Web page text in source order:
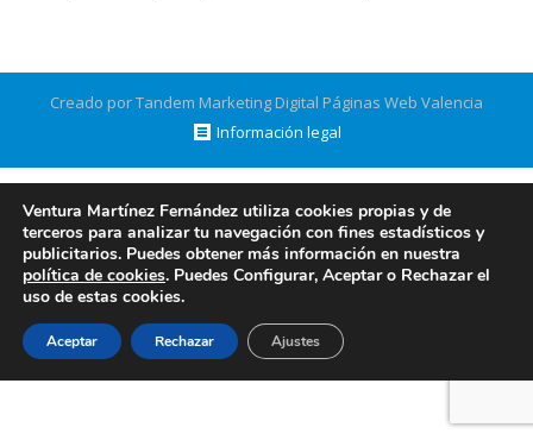
Creado por Tandem Marketing Digital Páginas Web Valencia
Información legal
Ventura Martínez Fernández utiliza cookies propias y de
terceros para analizar tu navegación con fines estadísticos y
publicitarios. Puedes obtener más información en nuestra
política de cookies. Puedes Configurar, Aceptar o Rechazar el
uso de estas cookies.
Aceptar Rechazar Ajustes